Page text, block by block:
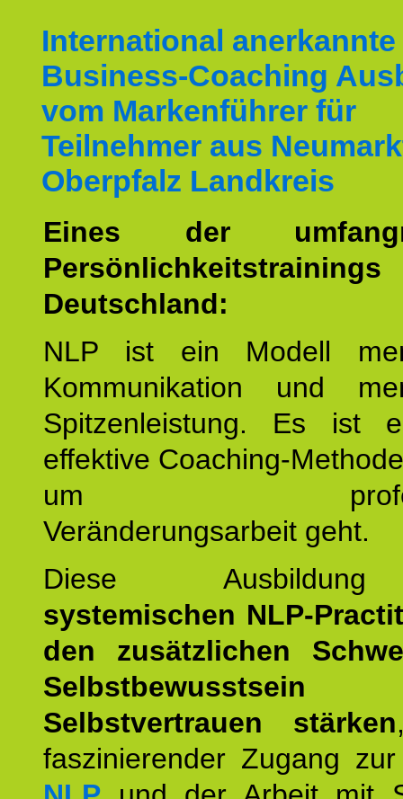
International anerkannte
Business-Coaching
vom Markenführer für
Teilnehmer aus
Oberpfalz Landkreis
Eines der
Deutschland:
NLP ist ein Modell
Kommunikation und
Spitzenleistung. Es ist
effektive Coaching-
um
Veränderungsarbeit geht.
Diese
systemischen NLP-
den zusätzlichen
Selbstvertrauen stärken
faszinierender Zugang